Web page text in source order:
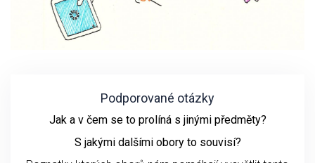
Podporované otázky
Jak a v čem se to prolíná s jinými předměty?
S jakými dalšími obory to souvisí?